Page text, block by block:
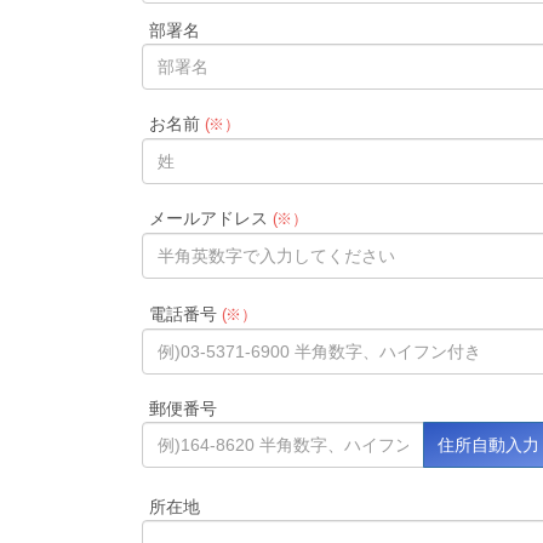
部署名
お名前(※）
メールアドレス (※）
電話番号(※）
郵便番号
所在地